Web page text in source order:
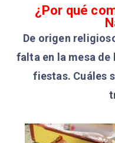
¿Por qué
De origen
falta en la mesa de
fiestas. Cuáles